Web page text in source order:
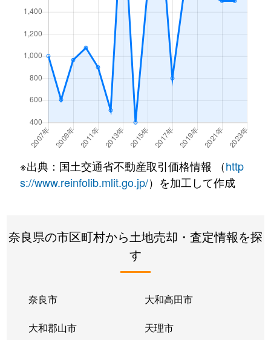
※出典：国土交通省不動産取引価格情報 （http
s://www.reinfolib.mlit.go.jp/）を加工して作成
奈良県の市区町村から土地売却・査定情報を探
す
奈良市 大和高田市
大和郡山市 天理市